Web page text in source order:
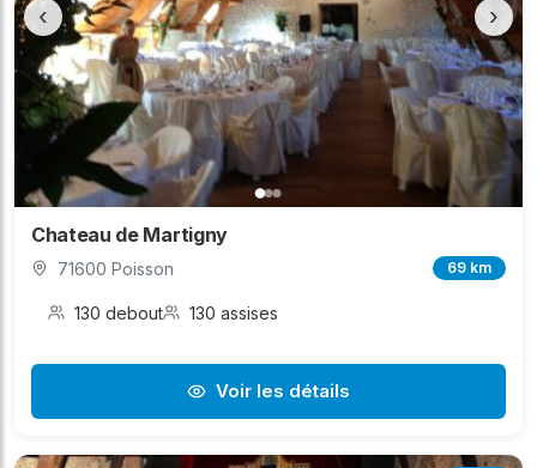
‹ ›
Chateau de Martigny
71600 Poisson 69 km
130 debout 130 assises
Voir les détails